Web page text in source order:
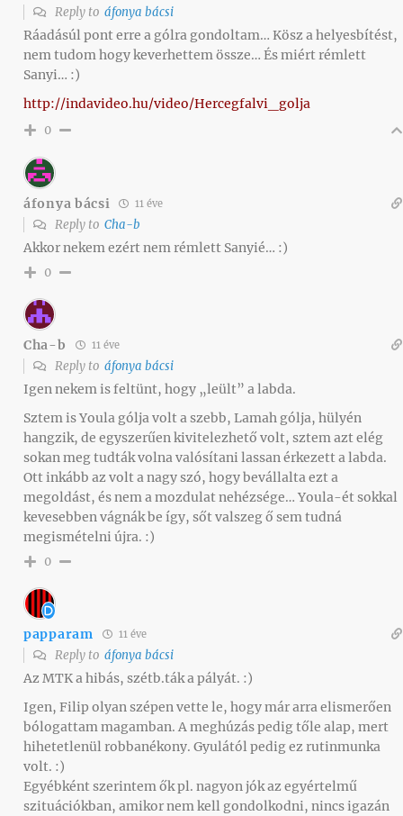
Reply to áfonya bácsi
Ráadásúl pont erre a gólra gondoltam… Kösz a helyesbítést,
nem tudom hogy keverhettem össze… És miért rémlett
Sanyi… :)
http://indavideo.hu/video/Hercegfalvi_golja
0
áfonya bácsi 11 éve
Reply to Cha-b
Akkor nekem ezért nem rémlett Sanyié… :)
0
Cha-b 11 éve
Reply to áfonya bácsi
Igen nekem is feltünt, hogy „leült” a labda.
Sztem is Youla gólja volt a szebb, Lamah gólja, hülyén
hangzik, de egyszerűen kivitelezhető volt, sztem azt elég
sokan meg tudták volna valósítani lassan érkezett a labda.
Ott inkább az volt a nagy szó, hogy bevállalta ezt a
megoldást, és nem a mozdulat nehézsége… Youla-ét sokkal
kevesebben vágnák be így, sőt valszeg ő sem tudná
megismételni újra. :)
0
papparam 11 éve
Reply to áfonya bácsi
Az MTK a hibás, szétb.ták a pályát. :)
Igen, Filip olyan szépen vette le, hogy már arra elismerően
bólogattam magamban. A meghúzás pedig tőle alap, mert
hihetetlenül robbanékony. Gyulától pedig ez rutinmunka
volt. :)
Egyébként szerintem ők pl. nagyon jók az egyértelmű
szituációkban, amikor nem kell gondolkodni, nincs igazán